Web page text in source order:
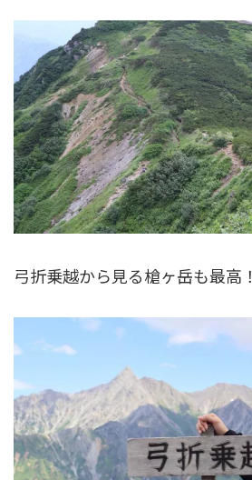
弓折乗越から見る槍ヶ岳も最高！